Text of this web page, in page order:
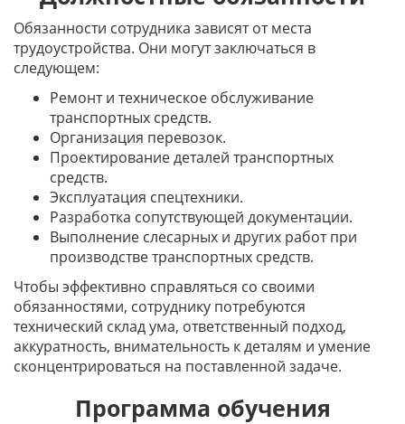
Обязанности сотрудника зависят от места
трудоустройства. Они могут заключаться в
следующем:
Ремонт и техническое обслуживание
транспортных средств.
Организация перевозок.
Проектирование деталей транспортных
средств.
Эксплуатация спецтехники.
Разработка сопутствующей документации.
Выполнение слесарных и других работ при
производстве транспортных средств.
Чтобы эффективно справляться со своими
обязанностями, сотруднику потребуются
технический склад ума, ответственный подход,
аккуратность, внимательность к деталям и умение
сконцентрироваться на поставленной задаче.
Программа обучения